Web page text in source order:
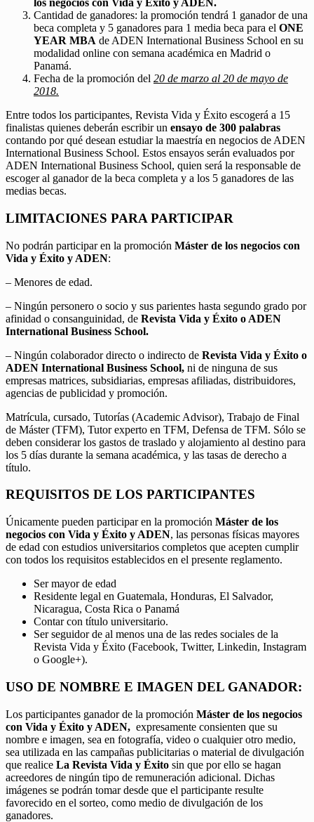
los negocios con Vida y Éxito y ADEN.
Cantidad de ganadores: la promoción tendrá 1 ganador de una
beca completa y 5 ganadores para 1 media beca para el ONE
YEAR MBA de ADEN International Business School en su
modalidad online con semana académica en Madrid o
Panamá.
Fecha de la promoción del 20 de marzo al 20 de mayo de
2018.
Entre todos los participantes, Revista Vida y Éxito escogerá a 15
finalistas quienes deberán escribir un ensayo de 300 palabras
contando por qué desean estudiar la maestría en negocios de ADEN
International Business School. Estos ensayos serán evaluados por
ADEN International Business School, quien será la responsable de
escoger al ganador de la beca completa y a los 5 ganadores de las
medias becas.
LIMITACIONES PARA PARTICIPAR
No podrán participar en la promoción Máster de los negocios con
Vida y Éxito y ADEN:
– Menores de edad.
– Ningún personero o socio y sus parientes hasta segundo grado por
afinidad o consanguinidad, de Revista Vida y Éxito o ADEN
International Business School.
– Ningún colaborador directo o indirecto de Revista Vida y Éxito o
ADEN International Business School, ni de ninguna de sus
empresas matrices, subsidiarias, empresas afiliadas, distribuidores,
agencias de publicidad y promoción.
Matrícula, cursado, Tutorías (Academic Advisor), Trabajo de Final
de Máster (TFM), Tutor experto en TFM, Defensa de TFM. Sólo se
deben considerar los gastos de traslado y alojamiento al destino para
los 5 días durante la semana académica, y las tasas de derecho a
título.
REQUISITOS DE LOS PARTICIPANTES
Únicamente pueden participar en la promoción Máster de los
negocios con Vida y Éxito y ADEN, las personas físicas mayores
de edad con estudios universitarios completos que acepten cumplir
con todos los requisitos establecidos en el presente reglamento.
Ser mayor de edad
Residente legal en Guatemala, Honduras, El Salvador,
Nicaragua, Costa Rica o Panamá
Contar con título universitario.
Ser seguidor de al menos una de las redes sociales de la
Revista Vida y Éxito (Facebook, Twitter, Linkedin, Instagram
o Google+).
USO DE NOMBRE E IMAGEN DEL GANADOR:
Los participantes ganador de la promoción Máster de los negocios
con Vida y Éxito y ADEN, expresamente consienten que su
nombre e imagen, sea en fotografía, video o cualquier otro medio,
sea utilizada en las campañas publicitarias o material de divulgación
que realice La Revista Vida y Éxito sin que por ello se hagan
acreedores de ningún tipo de remuneración adicional. Dichas
imágenes se podrán tomar desde que el participante resulte
favorecido en el sorteo, como medio de divulgación de los
ganadores.